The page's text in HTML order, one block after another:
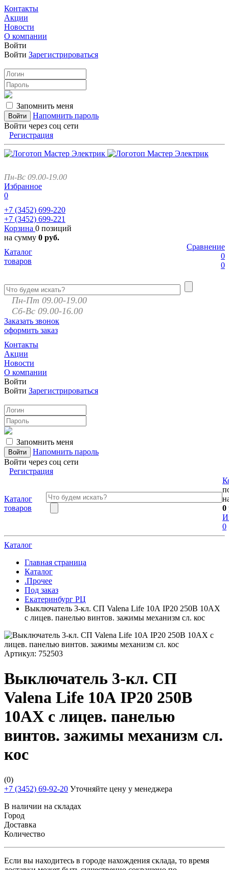
Контакты
Акции
Новости
О компании
Войти
Войти Зарегистрироваться
Запомнить меня
Напомнить пароль
Войти через соц сети
Регистрация
Пн-Вс 09.00-19.00
Избранное
0
+7 (3452) 699-220
+7 (3452) 699-221
Корзина 0 позиций
на сумму 0 руб.
Сравнение
0
0
Каталог
товаров
Пн-Пт 09.00-19.00
Сб-Вс 09.00-16.00
Заказать звонок
оформить заказ
Контакты
Акции
Новости
О компании
Войти
Войти Зарегистрироваться
Запомнить меня
Напомнить пароль
Войти через соц сети
Регистрация
Каталог
товаров
0
0
Каталог
Главная страница
Каталог
.Прочее
Под заказ
Екатеринбург РЦ
Выключатель 3-кл. СП Valena Life 10А IP20 250В 10AX
с лицев. панелью винтов. зажимы механизм сл. кос
Артикул: 752503
Выключатель 3-кл. СП
Valena Life 10А IP20 250В
10AX с лицев. панелью
винтов. зажимы механизм сл.
кос
(0)
+7 (3452) 69-92-20 Уточняйте цену у менеджера
В наличии на складах
Город
Доставка
Количество
Если вы находитесь в городе нахождения склада, то время